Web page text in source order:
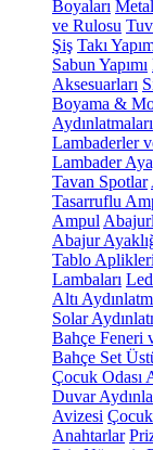
Boyaları
ve Rulosu
Şiş Takı
Sabun Yapımı
Aksesuarları
Boyama &
Aydınlatmaları
Lambaderler
Lambader
Tavan Spotlar
Tasarruflu
Ampul
Abajur
Tablo Aplikleri
Lambaları
Altı
Solar
Bahçe Feneri
Bahçe Set
Çocuk Odası
Duvar
Avizesi
Anahtarlar